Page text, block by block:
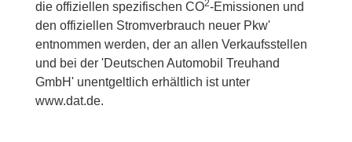
die offiziellen spezifischen CO2-Emissionen und
den offiziellen Stromverbrauch neuer Pkw'
entnommen werden, der an allen Verkaufsstellen
und bei der 'Deutschen Automobil Treuhand
GmbH' unentgeltlich erhältlich ist unter
www.dat.de.